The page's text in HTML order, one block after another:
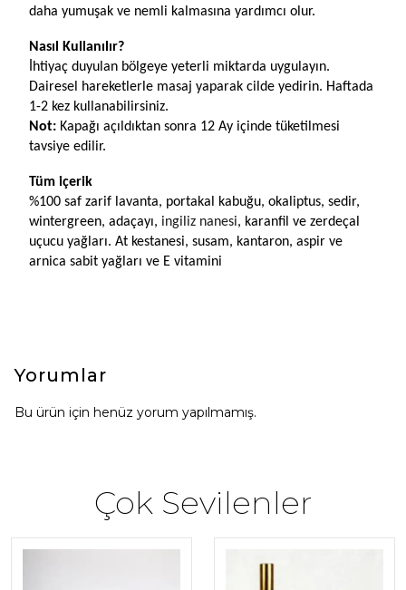
daha yumuşak ve nemli kalmasına yardımcı olur.
Nasıl Kullanılır?
İhtiyaç duyulan bölgeye yeterli miktarda uygulayın.
Dairesel hareketlerle masaj yaparak cilde yedirin. Haftada
1-2 kez kullanabilirsiniz.
Not: Kapağı açıldıktan sonra 12 Ay içinde tüketilmesi
tavsiye edilir.
Tüm içerik
%100 saf zarif lavanta, portakal kabuğu, okaliptus, sedir,
wintergreen, adaçayı, ingiliz nanesi, karanfil ve zerdeçal
uçucu yağları. At kestanesi, susam, kantaron, aspir ve
arnica sabit yağları ve E vitamini
Yorumlar
Bu ürün için henüz yorum yapılmamış.
Çok Sevilenler